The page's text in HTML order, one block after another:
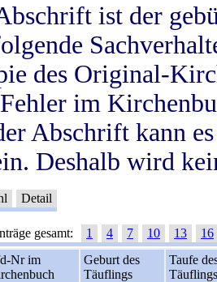
ist der
des Original-
im
Abschrift kann
Deshalb wird
Detail
gesamt: 1 4 7 10 13
16
Nr im
Geburt des
Täuflings
Taufe
Täuflings